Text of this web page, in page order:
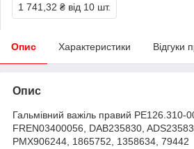
1 741,32 ₴ від 10 шт.
Опис Характеристики Відгуки
Опис
Гальмівний важіль правий PE126.310-
FREN03400056, DAB235830,
PMX906244, 1865752, 1358634, 79442